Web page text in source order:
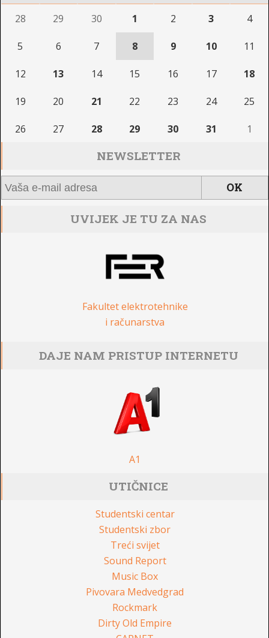
28 29 30 1 2 3 4
5 6 7 8 9 10 11
12 13 14 15 16 17 18
19 20 21 22 23 24 25
26 27 28 29 30 31 1
NEWSLETTER
UVIJEK JE TU ZA NAS
Fakultet elektrotehnike
i računarstva
DAJE NAM PRISTUP INTERNETU
A1
UTIČNICE
Studentski centar
Studentski zbor
Treći svijet
Sound Report
Music Box
Pivovara Medvedgrad
Rockmark
Dirty Old Empire